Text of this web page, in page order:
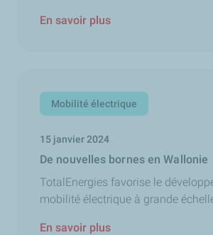
En savoir plus
Mobilité électrique
15 janvier 2024
De nouvelles bornes en Wallonie
TotalEnergies favorise le
mobilité électrique à grande
En savoir plus